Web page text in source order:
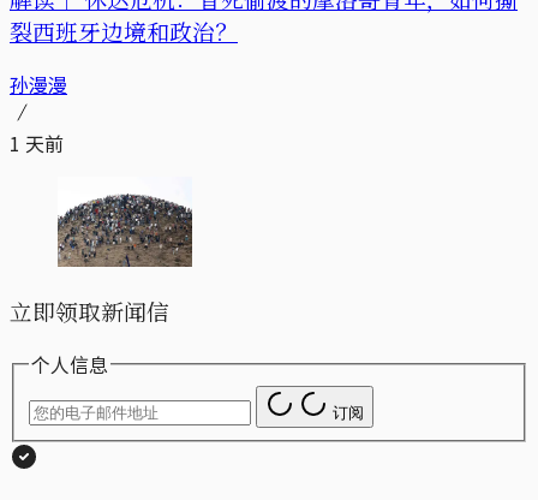
裂西班牙边境和政治？
孙漫漫
1 天前
立即领取新闻信
个人信息
订阅